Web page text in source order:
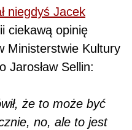
niegdyś Jacek
ciekawą opinię
Ministerstwie Kultury
Jarosław Sellin:
że to może być
no, ale to jest